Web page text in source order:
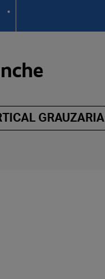
GRAUZARIA